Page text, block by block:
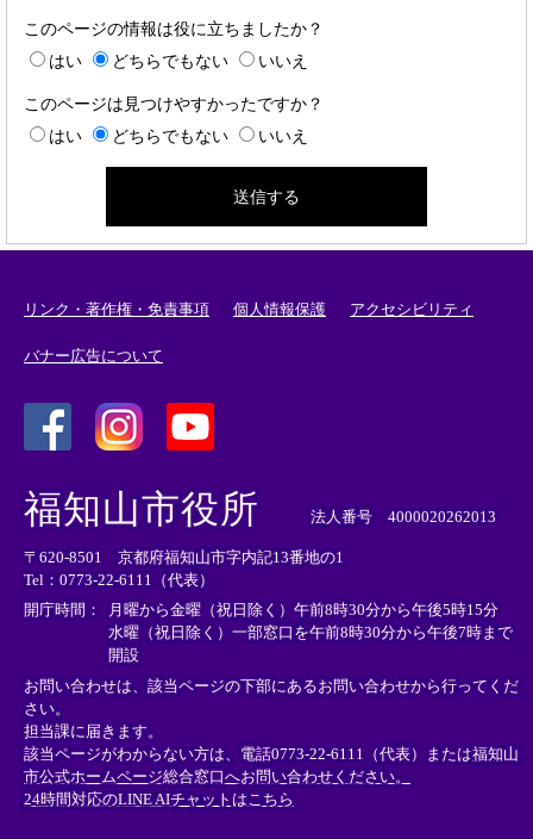
このページの情報は役に立ちましたか？
はい
どちらでもない いいえ
このページは見つけやすかったですか？
はい
どちらでもない いいえ
リンク・著作権・免責事項 個人情報保護 アクセシビリティ
バナー広告について
外
部
リ
ン
ク
＞
外
リ
ン
ク
＞
外
部
ン
ク
＞
福知山市役所 法人番号 4000020262013
〒620-8501 京都府福知山市字内記13番地の1
Tel：0773-22-6111（代表）
開庁時間：
月曜から金曜（祝日除く）午前8時30分から午後5時15分
水曜（祝日除く）一部窓口を午前8時30分から午後7時まで
開設
お問い合わせは、該当ページの下部にあるお問い合わせから行ってくだ
さい。
担当課に届きます。
該当ページがわからない方は、電話0773-22-6111（代表）または福知山
市公式ホームページ総合窓口へお問い合わせください。
24時間対応のLINE AIチャットはこちら